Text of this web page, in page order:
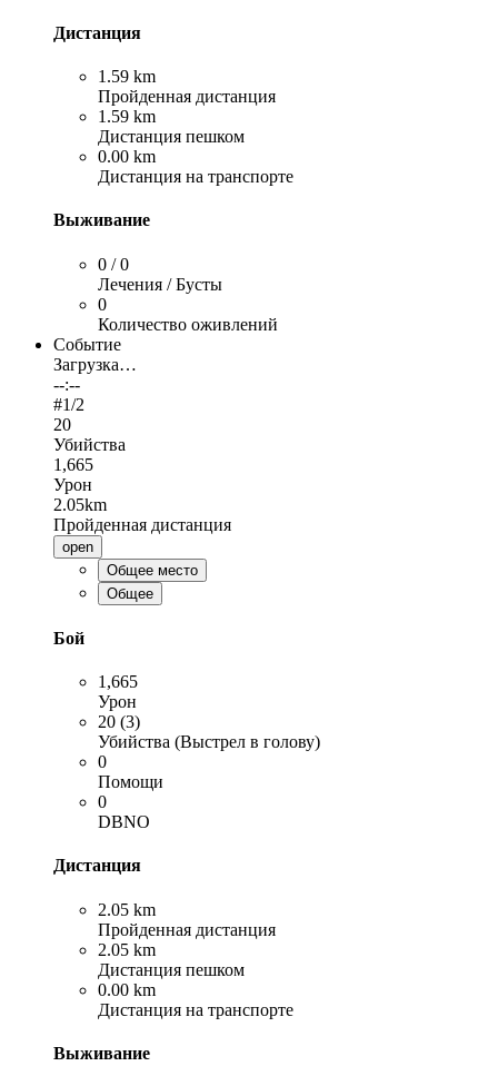
Дистанция
1.59 km
Пройденная дистанция
1.59 km
Дистанция пешком
0.00 km
Дистанция на транспорте
Выживание
0 / 0
Лечения / Бусты
0
Количество оживлений
Событие
Загрузка…
--:--
#1/2
20
Убийства
1,665
Урон
2.05km
Пройденная дистанция
open
Общее место
Общее
Бой
1,665
Урон
20 (3)
Убийства (Выстрел в голову)
0
Помощи
0
DBNO
Дистанция
2.05 km
Пройденная дистанция
2.05 km
Дистанция пешком
0.00 km
Дистанция на транспорте
Выживание